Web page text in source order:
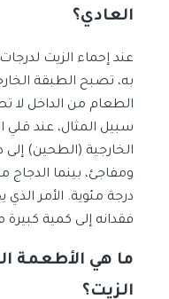
العادي؟
عند إحماء الزيت
به، تصبح الطبقة
الطعام من الداخل لا
سبيل المثال، عند
الخارجية (الطحين)
درجة مئوية. الأمر
فقدانه إلى كمية كبيرة
ما هي الأطعمة
الزيت؟